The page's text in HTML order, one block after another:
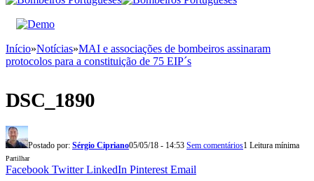
Início»Notícias»MAI e associações de bombeiros assinaram
protocolos para a constituição de 75 EIP´s
DSC_1890
Postado por: Sérgio Cipriano05/05/18 - 14:53 Sem comentários1 Leitura mínima
Partilhar
Facebook Twitter LinkedIn Pinterest Email